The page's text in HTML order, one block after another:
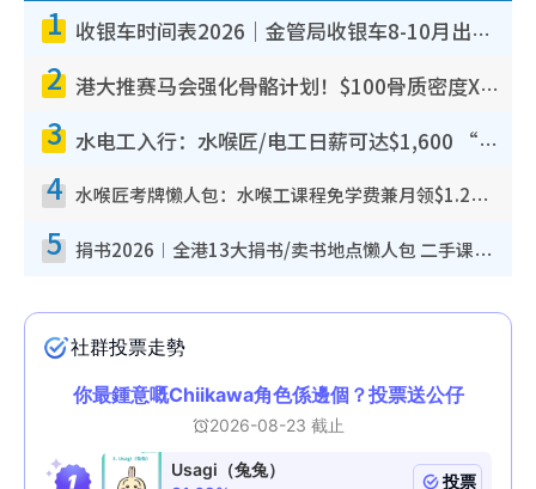
1 收银车时间表2026｜金管局收银车8-10月出没地点+时间！无需手续费！硬币免费转现钞或增值至八达通
2 港大推赛马会强化骨骼计划！$100骨质密度X光检查 完成免费运动训练送超市礼券！附参加资格
3 水电工入行：水喉匠/电工日薪可达$1,600 “铁饭碗”职业难被AI取代！附薪酬参考+入行考牌路径
4 水喉匠考牌懒人包：水喉工课程免学费兼月领$1.2万津贴 即看水喉匠考牌4阶段+入行课程建议
5 捐书2026︱全港13大捐书/卖书地点懒人包 二手课本最高$150＋旧书换免费咖啡/戏票